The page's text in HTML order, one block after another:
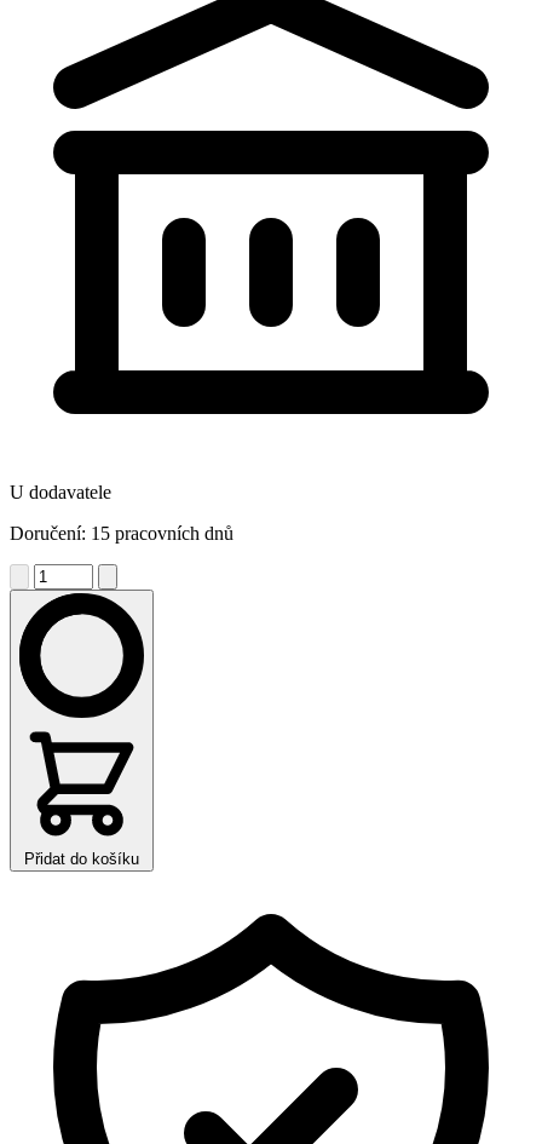
U dodavatele
Doručení: 15 pracovních dnů
Přidat do košíku